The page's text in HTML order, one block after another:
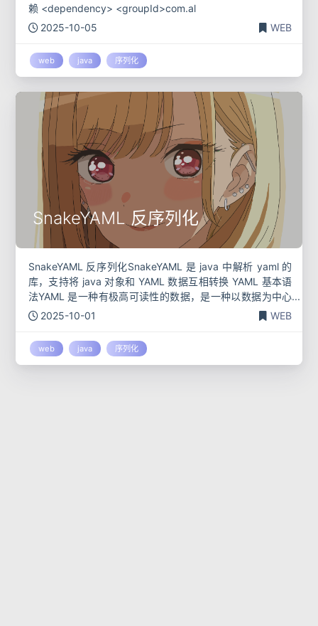
赖 <dependency> <groupId>com.al
2025-10-05
WEB
web java 序列化
SnakeYAML 反序列化
SnakeYAML 反序列化SnakeYAML 是 java 中解析 yaml 的
库，支持将 java 对象和 YAML 数据互相转换 YAML 基本语
法YAML 是一种有极高可读性的数据，是一种以数据为中心
的语言，任何有效的 JSON 文
2025-10-01 WEB
web java 序列化